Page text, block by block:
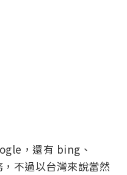
，還有 bing、
不過以台灣來說當然